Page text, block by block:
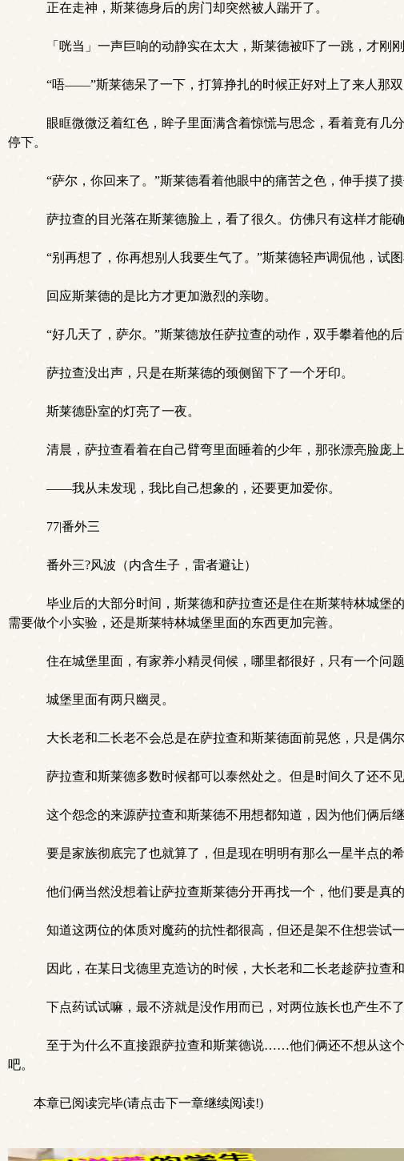
正在走神，斯莱德身后的房门却突然被人踹开了。
「咣当」一声巨响的动静实在太大，斯莱德被吓了一跳，才刚
“唔——”斯莱德呆了一下，打算挣扎的时候正好对上了来人那双
眼眶微微泛着红色，眸子里面满含着惊慌与思念，看着竟有几
停下。
“萨尔，你回来了。”斯莱德看着他眼中的痛苦之色，伸手摸了
萨拉查的目光落在斯莱德脸上，看了很久。仿佛只有这样才能
“别再想了，你再想别人我要生气了。”斯莱德轻声调侃他，试
回应斯莱德的是比方才更加激烈的亲吻。
“好几天了，萨尔。”斯莱德放任萨拉查的动作，双手攀着他的
萨拉查没出声，只是在斯莱德的颈侧留下了一个牙印。
斯莱德卧室的灯亮了一夜。
清晨，萨拉查看着在自己臂弯里面睡着的少年，那张漂亮脸庞
——我从未发现，我比自己想象的，还要更加爱你。
77|番外三
番外三?风波（内含生子，雷者避让）
毕业后的大部分时间，斯莱德和萨拉查还是住在斯莱特林城堡
需要做个小实验，还是斯莱特林城堡里面的东西更加完善。
住在城堡里面，有家养小精灵伺候，哪里都很好，只有一个问题
城堡里面有两只幽灵。
大长老和二长老不会总是在萨拉查和斯莱德面前晃悠，只是偶
萨拉查和斯莱德多数时候都可以泰然处之。但是时间久了还不
这个怨念的来源萨拉查和斯莱德不用想都知道，因为他们俩后
要是家族彻底完了也就算了，但是现在明明有那么一星半点的希
他们俩当然没想着让萨拉查斯莱德分开再找一个，他们要是真
知道这两位的体质对魔药的抗性都很高，但还是架不住想尝试一
因此，在某日戈德里克造访的时候，大长老和二长老趁萨拉查
下点药试试嘛，最不济就是没作用而已，对两位族长也产生不了
至于为什么不直接跟萨拉查和斯莱德说……他们俩还不想从这
吧。
本章已阅读完毕(请点击下一章继续阅读!)